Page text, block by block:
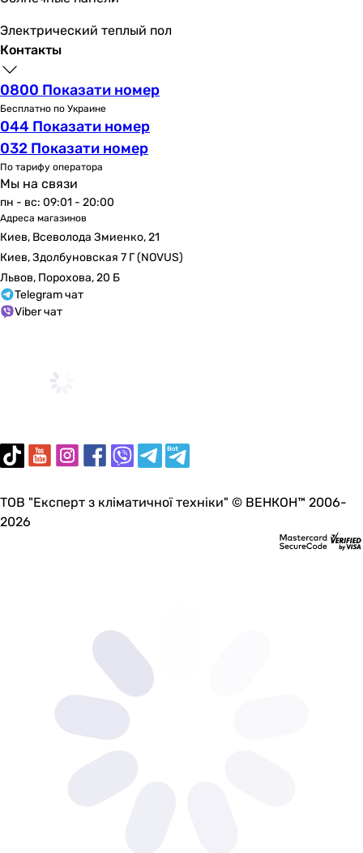
-
Материал
керамика
керамика
керамика
керамика
керамика
керамика
керамика
керамика
керамика
Форма
дизайнерская, круглая
дизайнерская, круглая
круглая, дизайнерская
дизайнерская, круглая
дизайнерская, круглая
круглая, дизайнерская
-
-
-
-
Чешская Республика
Чешская Республика
Чешская Республика
Чешская Республика
Электрический теплый пол
Контакты
0800 Показати номер
Бесплатно по Украине
044 Показати номер
032 Показати номер
По тарифу оператора
Мы на связи
пн - вс: 09:01 - 20:00
Адреса магазинов
Киев, Всеволода Змиенко, 21
Киев, Здолбуновская 7 Г (NOVUS)
Львов, Порохова, 20 Б
Telegram чат
Viber чат
ТОВ "Експерт з кліматичної техніки" © ВЕНКОН™ 2006-
2026